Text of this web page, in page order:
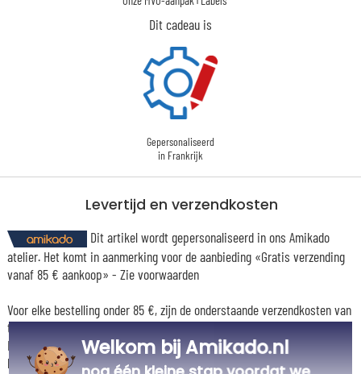
Dit cadeau is
Gepersonaliseerd
in Frankrijk
Levertijd en verzendkosten
Dit artikel wordt gepersonaliseerd in ons Amikado
atelier. Het komt in aanmerking voor de aanbieding «Gratis verzending
vanaf 85 € aankoop» - Zie voorwaarden
Voor elke bestelling onder 85 €, zijn de onderstaande verzendkosten van
toepassing.
De geschatte levertijden kunt je hieronder vinden. Je kunt de
bezorgopties bepalen: normale levering of express levering. Per cadeau
Welkom bij Amikado.nl